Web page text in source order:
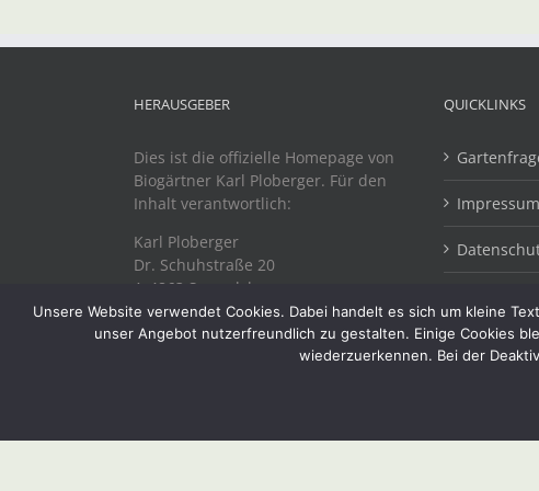
HERAUSGEBER
Dies ist die offizielle Homepage von
Biogärtner Karl Ploberger. Für den
Inhalt verantwortlich:
Karl Ploberger
Dr. Schuhstraße 20
A-4863 Seewalchen
QUICKLINKS
Impressum
Unsere Website verwendet Cookies. Dabei handelt es sich um kleine
unser Angebot nutzerfreundlich zu gestalten. Einige Cookies
wiederzuerkennen. Bei der